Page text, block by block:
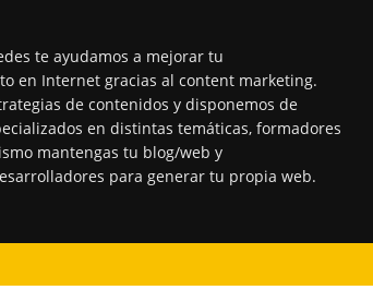
te ayudamos a mejorar tu
en Internet gracias al content marketing.
de contenidos y disponemos de
en distintas temáticas, formadores
mantengas tu blog/web y
para generar tu propia web.